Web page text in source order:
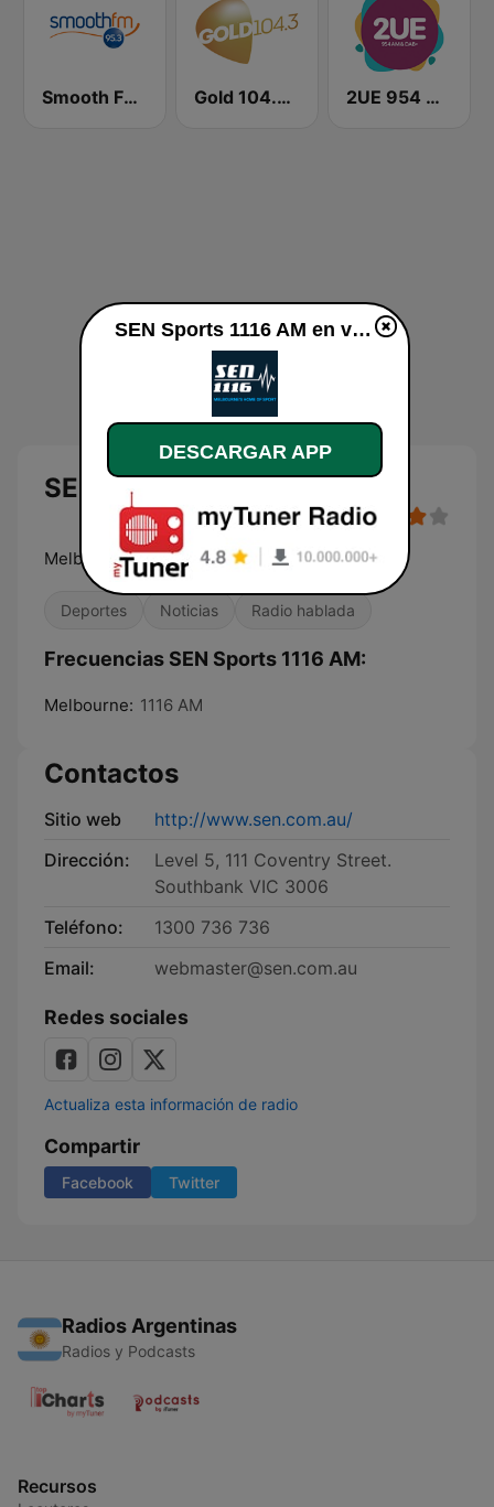
Smooth FM 95.3 Sydney Gold 104.3 FM 2UE 954 AM
SEN Sports 1116 AM
Melbourne's Home of Sport
Deportes Noticias Radio hablada
Frecuencias SEN Sports 1116 AM:
Melbourne: 1116 AM
Contactos
Sitio web
http://www.sen.com.au/
Dirección:
Level 5, 111 Coventry Street.
Southbank VIC 3006
Teléfono:
1300 736 736
Email:
webmaster@sen.com.au
Redes sociales
Actualiza esta información de radio
Compartir
Facebook Twitter
Radios Argentinas
Radios y Podcasts
Recursos
SEN Sports 1116 AM en vivo
DESCARGAR APP